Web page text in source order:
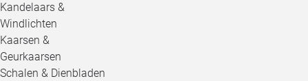
Kandelaars &
Windlichten
Kaarsen &
Geurkaarsen
Schalen & Dienbladen